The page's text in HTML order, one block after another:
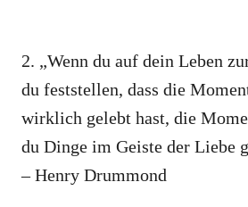
2. „Wenn du auf dein Leben
du feststellen, dass die
wirklich gelebt hast, die
du Dinge im Geiste der Liebe
– Henry Drummond